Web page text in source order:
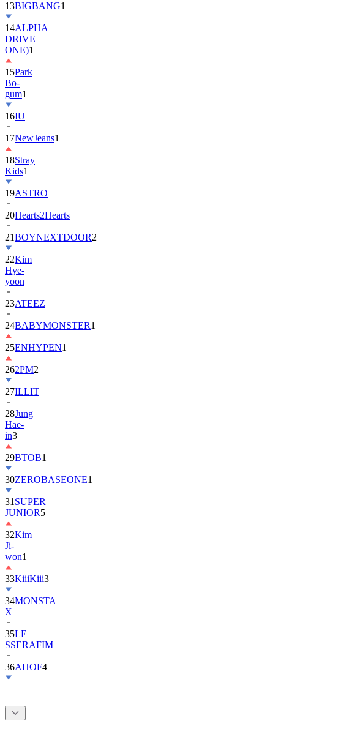
14ALPHA
DRIVE
ONE)1
15Park
Bo-
gum1
16IU
17NewJeans
18Stray
Kids
19ASTRO
20Hearts2Hearts
21BOYNEXTDOOR
22Kim
Hye-
yoon
23ATEEZ
24BABYMONSTER
25ENHYPEN1
262PM2
27ILLIT
28Jung
Hae-
in3
29BTOB
30ZEROBASEONE
31SUPER
JUNIOR
32Kim
Ji-
won1
33KiiiKiii
34MONSTA
X
35
SSERAFIM
36AHOF4